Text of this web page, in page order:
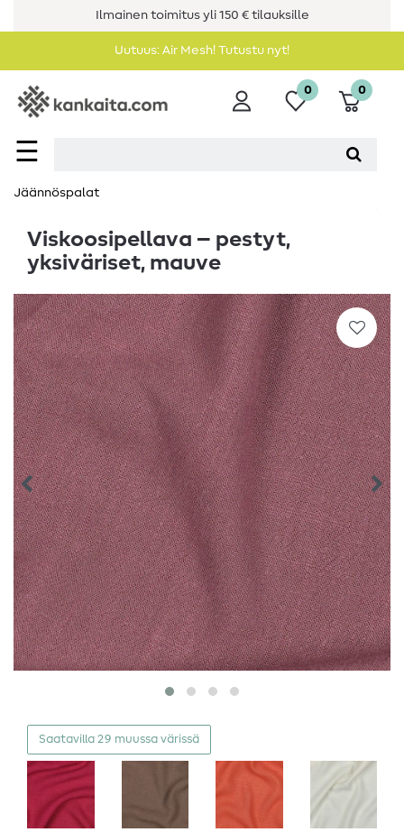
Ilmainen toimitus yli 150 € tilauksille
Uutuus: Air Mesh! Tutustu nyt!
☰
0 0
Jäännöspalat
Viskoosipellava – pestyt,
yksiväriset, mauve
Saatavilla 29 muussa värissä